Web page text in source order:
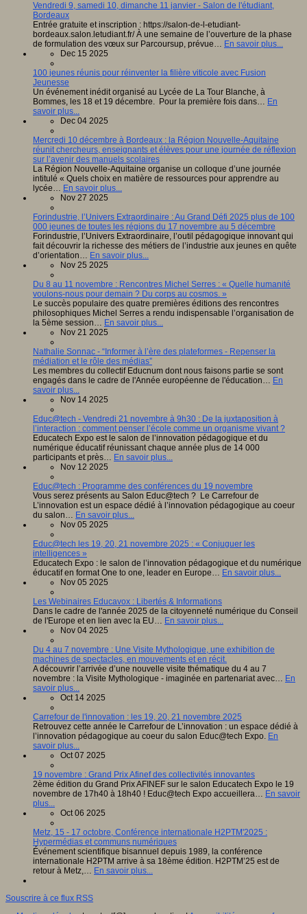
Vendredi 9, samedi 10, dimanche 11 janvier - Salon de l'étudiant,
Bordeaux
Entrée gratuite et inscription : https://salon-de-l-etudiant-
bordeaux.salon.letudiant.fr/ À une semaine de l’ouverture de la phase
de formulation des vœux sur Parcoursup, prévue… En savoir plus...
Dec 15 2025
100 jeunes réunis pour réinventer la filière viticole avec Fusion
Jeunesse
Un événement inédit organisé au Lycée de La Tour Blanche, à
Bommes, les 18 et 19 décembre. Pour la première fois dans… En
savoir plus...
Dec 04 2025
Mercredi 10 décembre à Bordeaux : la Région Nouvelle-Aquitaine
réunit chercheurs, enseignants et élèves pour une journée de réflexion
sur l’avenir des manuels scolaires
La Région Nouvelle-Aquitaine organise un colloque d’une journée
intitulé « Quels choix en matière de ressources pour apprendre au
lycée… En savoir plus...
Nov 27 2025
Forindustrie, l’Univers Extraordinaire : Au Grand Défi 2025 plus de 100
000 jeunes de toutes les régions du 17 novembre au 5 décembre
Forindustrie, l’Univers Extraordinaire, l’outil pédagogique innovant qui
fait découvrir la richesse des métiers de l’industrie aux jeunes en quête
d’orientation… En savoir plus...
Nov 25 2025
Du 8 au 11 novembre : Rencontres Michel Serres : « Quelle humanité
voulons-nous pour demain ? Du corps au cosmos. »
Le succès populaire des quatre premières éditions des rencontres
philosophiques Michel Serres a rendu indispensable l’organisation de
la 5ème session… En savoir plus...
Nov 21 2025
Nathalie Sonnac - “Informer à l’ère des plateformes - Repenser la
médiation et le rôle des médias”
Les membres du collectif Educnum dont nous faisons partie se sont
engagés dans le cadre de l'Année européenne de l'éducation… En
savoir plus...
Nov 14 2025
Educ@tech - Vendredi 21 novembre à 9h30 : De la juxtaposition à
l’interaction : comment penser l’école comme un organisme vivant ?
Educatech Expo est le salon de l’innovation pédagogique et du
numérique éducatif réunissant chaque année plus de 14 000
participants et près… En savoir plus...
Nov 12 2025
Educ@tech : Programme des conférences du 19 novembre
Vous serez présents au Salon Educ@tech ? Le Carrefour de
L’innovation est un espace dédié à l’innovation pédagogique au coeur
du salon… En savoir plus...
Nov 05 2025
Educ@tech les 19, 20, 21 novembre 2025 : « Conjuguer les
intelligences »
Educatech Expo : le salon de l’innovation pédagogique et du numérique
éducatif en format One to one, leader en Europe… En savoir plus...
Nov 05 2025
Les Webinaires Educavox : Libertés & Informations
Dans le cadre de l'année 2025 de la citoyenneté numérique du Conseil
de l'Europe et en lien avec la EU… En savoir plus...
Nov 04 2025
Du 4 au 7 novembre : Une Visite Mythologique, une exhibition de
machines de spectacles, en mouvements et en récit.
A découvrir l’arrivée d’une nouvelle visite thématique du 4 au 7
novembre : la Visite Mythologique - imaginée en partenariat avec… En
savoir plus...
Oct 14 2025
Carrefour de l'innovation : les 19, 20, 21 novembre 2025
Retrouvez cette année le Carrefour de L’innovation : un espace dédié à
l’innovation pédagogique au coeur du salon Educ@tech Expo. En
savoir plus...
Oct 07 2025
19 novembre : Grand Prix Afinef des collectivités innovantes
2ème édition du Grand Prix AFINEF sur le salon Educatech Expo le 19
novembre de 17h40 à 18h40 ! Educ@tech Expo accueillera… En savoir
plus...
Oct 06 2025
Metz, 15 - 17 octobre, Conférence internationale H2PTM'2025 :
Hypermédias et communs numériques
Événement scientifique bisannuel depuis 1989, la conférence
internationale H2PTM arrive à sa 18ème édition. H2PTM’25 est de
retour à Metz,… En savoir plus...
Souscrire à ce flux RSS